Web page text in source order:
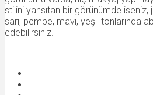
stilini yansıtan bir görünümde iseniz,
sarı, pembe, mavi, yeşil tonlarında
edebilirsiniz.